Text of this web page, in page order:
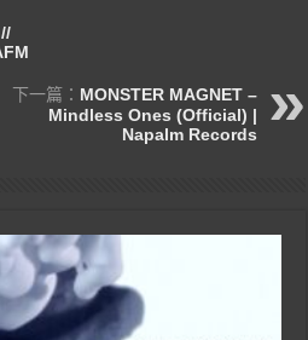
下一篇： MONSTER MAGNET –
Mindless Ones (Official) |
Napalm Records